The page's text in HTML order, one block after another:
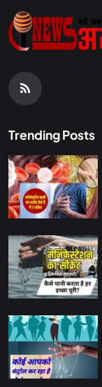
Trending Posts